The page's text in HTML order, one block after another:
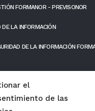
el
de las
FORMANOR - PREVISONOR
LA INFORMACIÓN
DE LA INFORMACIÓN